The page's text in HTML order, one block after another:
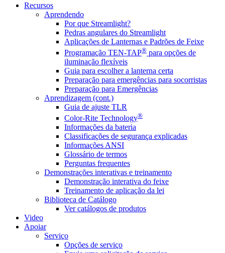
Recursos
Aprendendo
Por que Streamlight?
Pedras angulares do Streamlight
Aplicações de Lanternas e Padrões de Feixe
Programação TEN-TAP® para opções de
iluminação flexíveis
Guia para escolher a lanterna certa
Preparação para emergências para socorristas
Preparação para Emergências
Aprendizagem (cont.)
Guia de ajuste TLR
Color-Rite Technology®
Informações da bateria
Classificações de segurança explicadas
Informações ANSI
Glossário de termos
Perguntas frequentes
Demonstrações interativas e treinamento
Demonstração interativa do feixe
Treinamento de aplicação da lei
Biblioteca de Catálogo
Ver catálogos de produtos
Video
Apoiar
Serviço
Opções de serviço